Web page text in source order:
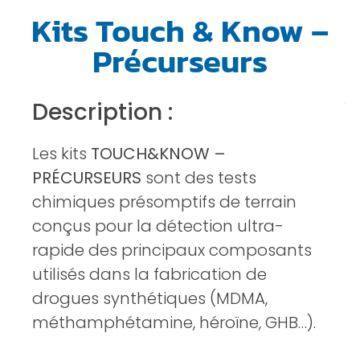
Kits Touch & Know –
Précurseurs
Description :
Les kits TOUCH&KNOW –
PRÉCURSEURS sont des tests
chimiques présomptifs de terrain
conçus pour la détection ultra-
rapide des principaux composants
utilisés dans la fabrication de
drogues synthétiques (MDMA,
méthamphétamine, héroïne, GHB…).